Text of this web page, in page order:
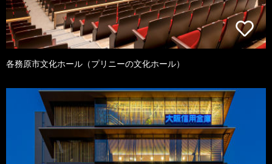
各務原市文化ホール（プリニーの文化ホール）